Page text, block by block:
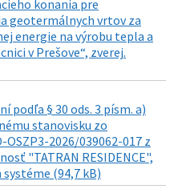
konania pre
geotermálnych vrtov za
energie na výrobu tepla a
v Prešove“, zverej.
podľa § 30 ods. 3 písm. a)
stanovisku zo
2026/039062-017 z
"TATRAN RESIDENCE",
(94,7 kB)